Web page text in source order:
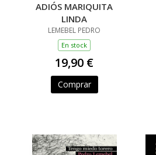
ADIÓS MARIQUITA
LINDA
LEMEBEL PEDRO
En stock
19,90 €
Comprar